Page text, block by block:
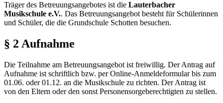
Träger des Betreuungsangebotes ist die Lauterbacher
Musikschule e.V.. Das Betreuungsangebot besteht für Schülerinnen
und Schüler, die die Grundschule Schotten besuchen.
§ 2 Aufnahme
Die Teilnahme am Betreuungsangebot ist freiwillig. Der Antrag auf
Aufnahme ist schriftlich bzw. per Online-Anmeldeformular bis zum
01.06. oder 01.12. an die Musikschule zu richten. Der Antrag ist
von den Eltern oder den sonst Personensorgeberechtigten zu stellen.